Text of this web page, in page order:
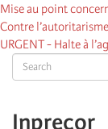
Search
Inprecor
Mise au point
Contre
URGENT - Halte à